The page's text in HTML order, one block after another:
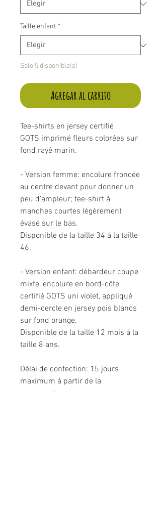
Taille enfant *
Solo 5 disponible(s)
Agregar al carrito
Tee-shirts en jersey certifié
GOTS imprimé fleurs colorées sur
fond rayé marin.
- Version femme: encolure froncée
au centre devant pour donner un
peu d'ampleur; tee-shirt à
manches courtes légèrement
évasé sur le bas.
Disponible de la taille 34 à la taille
46.
- Version enfant: débardeur coupe
mixte, encolure en bord-côte
certifié GOTS uni violet, appliqué
demi-cercle en jersey pois blancs
sur fond orange.
Disponible de la taille 12 mois à la
taille 8 ans.
Délai de confection: 15 jours
maximum à partir de la
commande.